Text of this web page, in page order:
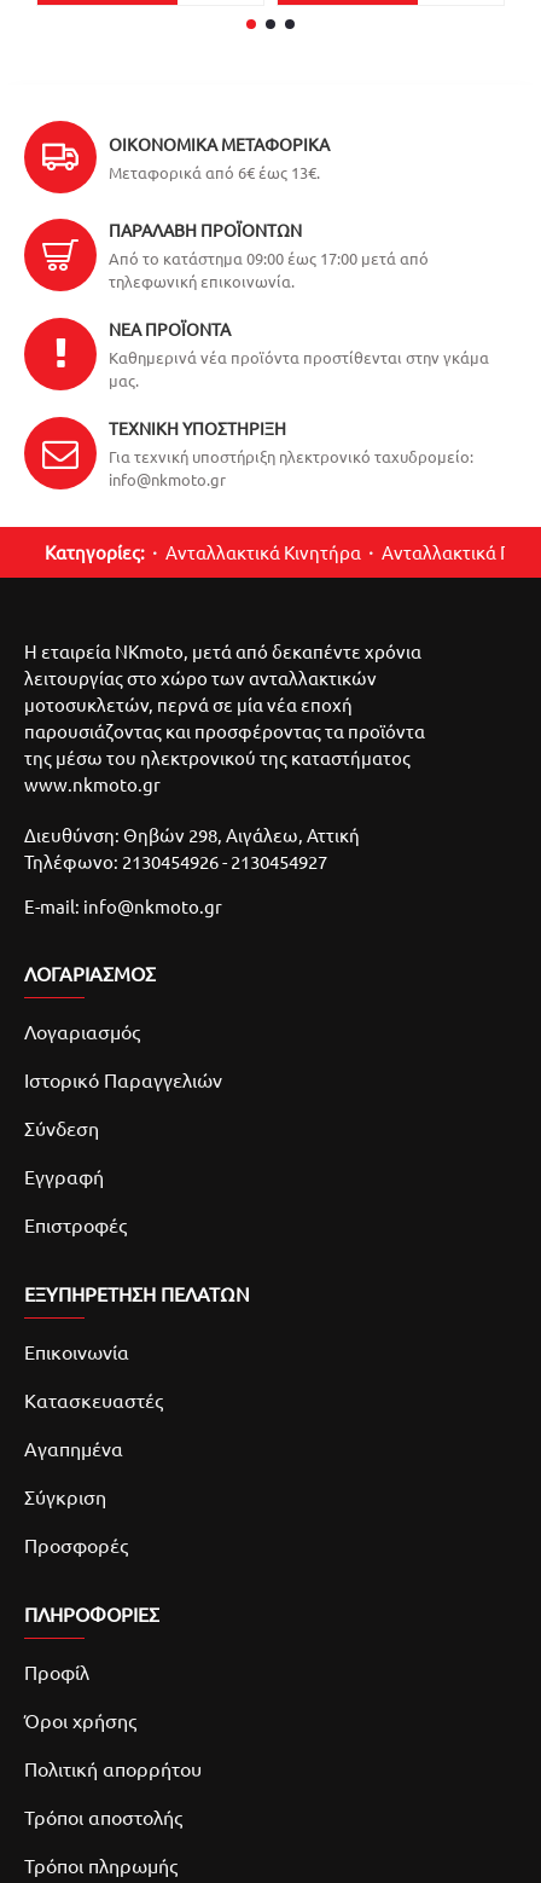
ΟΙΚΟΝΟΜΙΚΆ ΜΕΤΑΦΟΡΙΚΆ
Μεταφορικά από 6€ έως 13€.
ΠΑΡΑΛΑΒΉ ΠΡΟΪΌΝΤΩΝ
Από το κατάστημα 09:00 έως 17:00 μετά από
τηλεφωνική επικοινωνία.
ΝΈΑ ΠΡΟΪΌΝΤΑ
Καθημερινά νέα προϊόντα προστίθενται στην γκάμα
μας.
ΤΕΧΝΙΚΉ ΥΠΟΣΤΉΡΙΞΗ
Για τεχνική υποστήριξη ηλεκτρονικό ταχυδρομείο:
info@nkmoto.gr
Κατηγορίες: Ανταλλακτικά Κινητήρα Ανταλλακτικά
Η εταιρεία NKmoto, μετά από δεκαπέντε χρόνια
λειτουργίας στο χώρο των ανταλλακτικών
μοτοσυκλετών, περνά σε μία νέα εποχή
παρουσιάζοντας και προσφέροντας τα προϊόντα
της μέσω του ηλεκτρονικού της καταστήματος
www.nkmoto.gr
Διευθύνση: Θηβών 298, Αιγάλεω, Αττική
Τηλέφωνο: 2130454926 - 2130454927
E-mail: info@nkmoto.gr
ΛΟΓΑΡΙΑΣΜΌΣ
Λογαριασμός
Ιστορικό Παραγγελιών
Σύνδεση
Εγγραφή
Επιστροφές
ΕΞΥΠΗΡΕΤΗΣΗ ΠΕΛΑΤΩΝ
Επικοινωνία
Κατασκευαστές
Αγαπημένα
Σύγκριση
Προσφορές
ΠΛΗΡΟΦΟΡΙΕΣ
Προφίλ
Όροι χρήσης
Πολιτική απορρήτου
Τρόποι αποστολής
Τρόποι πληρωμής